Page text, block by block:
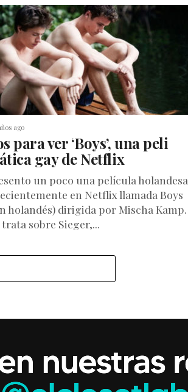
ago
para ver ‘Boys’, una peli
gay de Netflix
un poco una película holandesa
en Netflix llamada Boys
holandés) dirigida por Mischa Kamp.
sobre Sieger,...